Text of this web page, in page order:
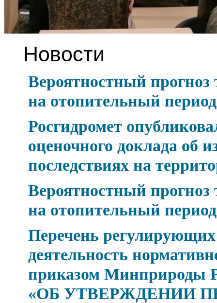
Новости
Вероятностный
на отопительный
Росгидромет
оценочного доклада об
последствиях на
Вероятностный
на отопительный
Перечень
деятельность
приказом Минприроды
«ОБ УТВЕРЖДЕНИИ